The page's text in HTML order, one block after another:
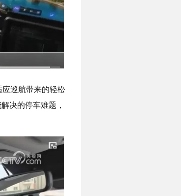
巡航带来的轻松
决的停车难题，